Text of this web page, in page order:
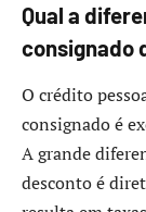
Qual a
consignado
O crédito
consignado é
A grande
desconto é